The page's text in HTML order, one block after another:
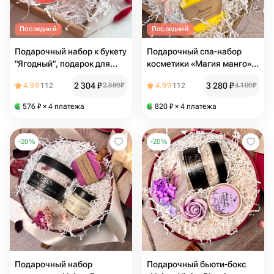
Последний
Подарочный набор к букету
"Ягодный", подарок для
девушки, бьюти бокс
4.99 112 2 304₽2 880₽
576 ₽ × 4 платежа
Последний
Подарочный спа-набор
косметики «Магия манго»,
4.99 112 3 280₽4 100₽
820 ₽ × 4 платежа
-20%
Подарочный набор
-20%
Подарочный бьюти-бокс